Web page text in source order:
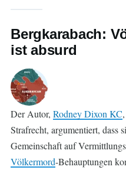
Bergkarabach:
ist absurd
Der Autor, Rodney Dixon KC
Strafrecht, argumentiert, dass
Gemeinschaft auf
Völkermord-Behauptungen